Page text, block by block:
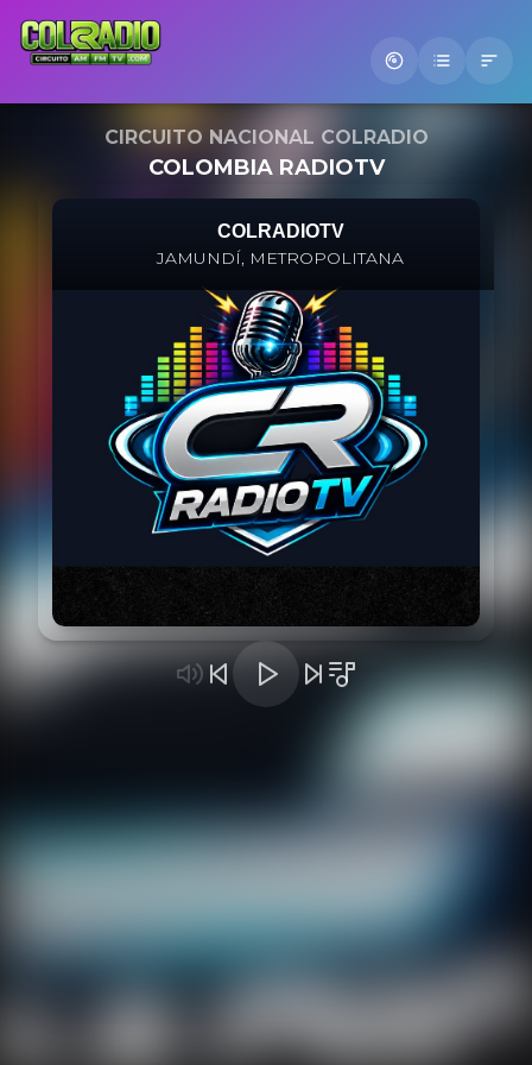
CIRCUITO NACIONAL COLRADIO
COLOMBIA RADIOTV
COLRADIOTV
JAMUNDÍ, METROPOLITANA
Letra de la canción.